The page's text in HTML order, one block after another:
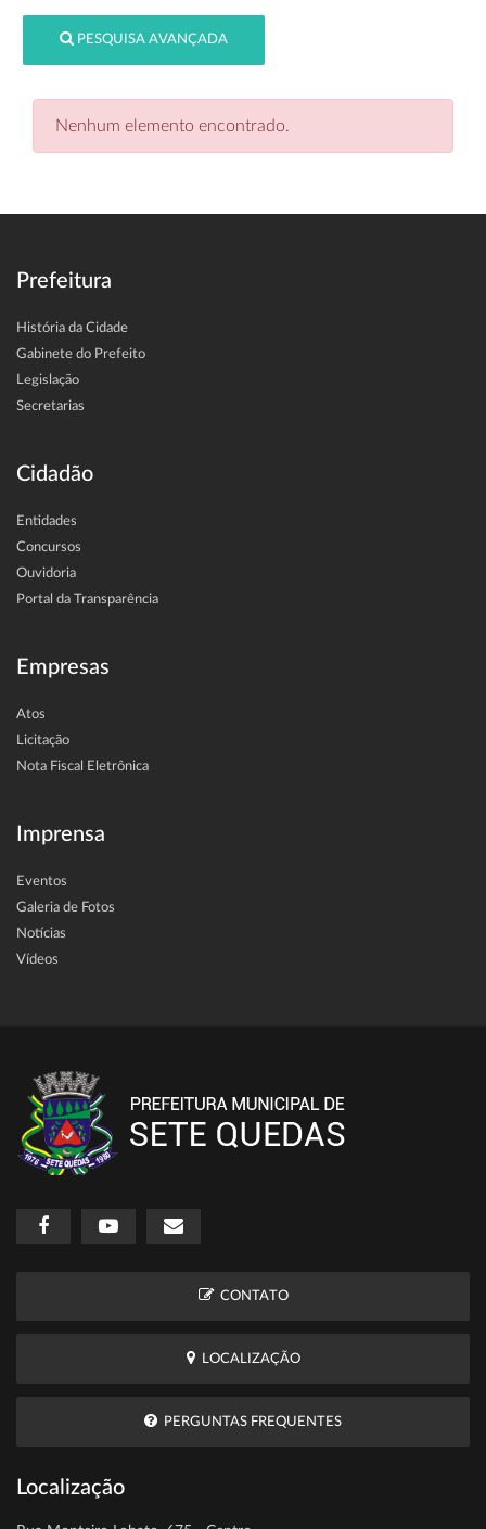
PESQUISA AVANÇADA
Nenhum elemento encontrado.
Prefeitura
História da Cidade
Gabinete do Prefeito
Legislação
Secretarias
Cidadão
Entidades
Concursos
Ouvidoria
Portal da Transparência
Empresas
Atos
Licitação
Nota Fiscal Eletrônica
Imprensa
Eventos
Galeria de Fotos
Notícias
Vídeos
CONTATO
LOCALIZAÇÃO
PERGUNTAS FREQUENTES
Localização